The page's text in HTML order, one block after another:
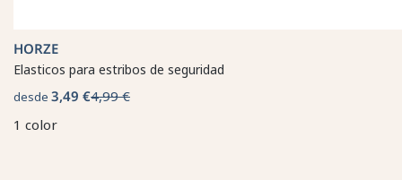
HORZE
Elasticos para estribos de seguridad
desde 3,49 €4,99 €
1 color